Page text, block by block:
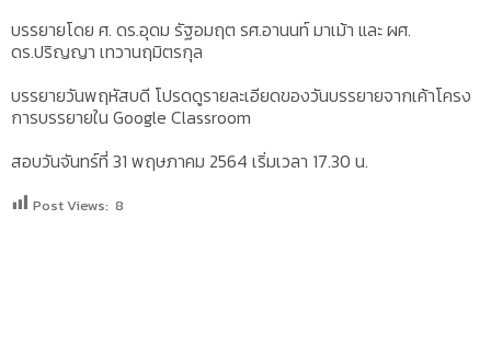
บรรยายโดย ศ. ดร.อุดม รัฐอมฤต รศ.อานนท์ มาเม้า และ ผศ.
ดร.ปริญญา เทวานฤมิตรกุล
บรรยายวันพฤหัสบดี โปรดดูรายละเอียดของวันบรรยายจากเค้าโครง
การบรรยายใน Google Classroom
สอบวันจันทร์ที่ 31 พฤษภาคม 2564 เริ่มเวลา 17.30 น.
Post Views: 8